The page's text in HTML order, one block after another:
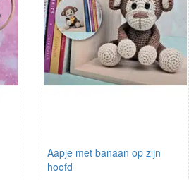
Aapje met banaan op zijn
hoofd